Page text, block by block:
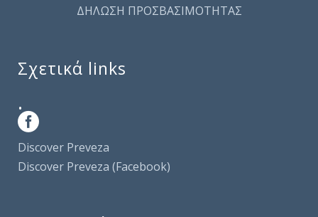
ΔΗΛΩΣΗ ΠΡΟΣΒΑΣΙΜΟΤΗΤΑΣ
Σχετικά links
.
Discover Preveza
Discover Preveza (Facebook)